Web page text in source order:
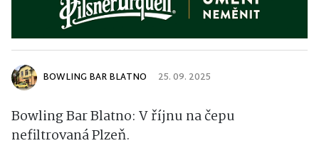
BOWLING BAR BLATNO 25. 09. 2025
Bowling Bar Blatno: V říjnu na čepu
nefiltrovaná Plzeň.